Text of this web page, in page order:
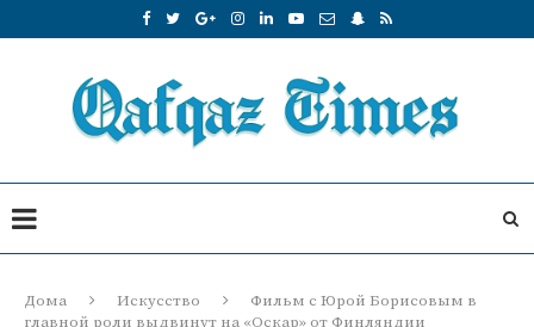
Дома Искусство
Фильм с Юрой Борисовым в
главной роли выдвинут на «Оскар» от Финляндии